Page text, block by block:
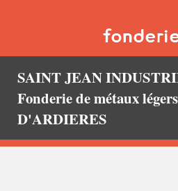
SAINT JEAN
Fonderie de métaux
D'ARDIERES